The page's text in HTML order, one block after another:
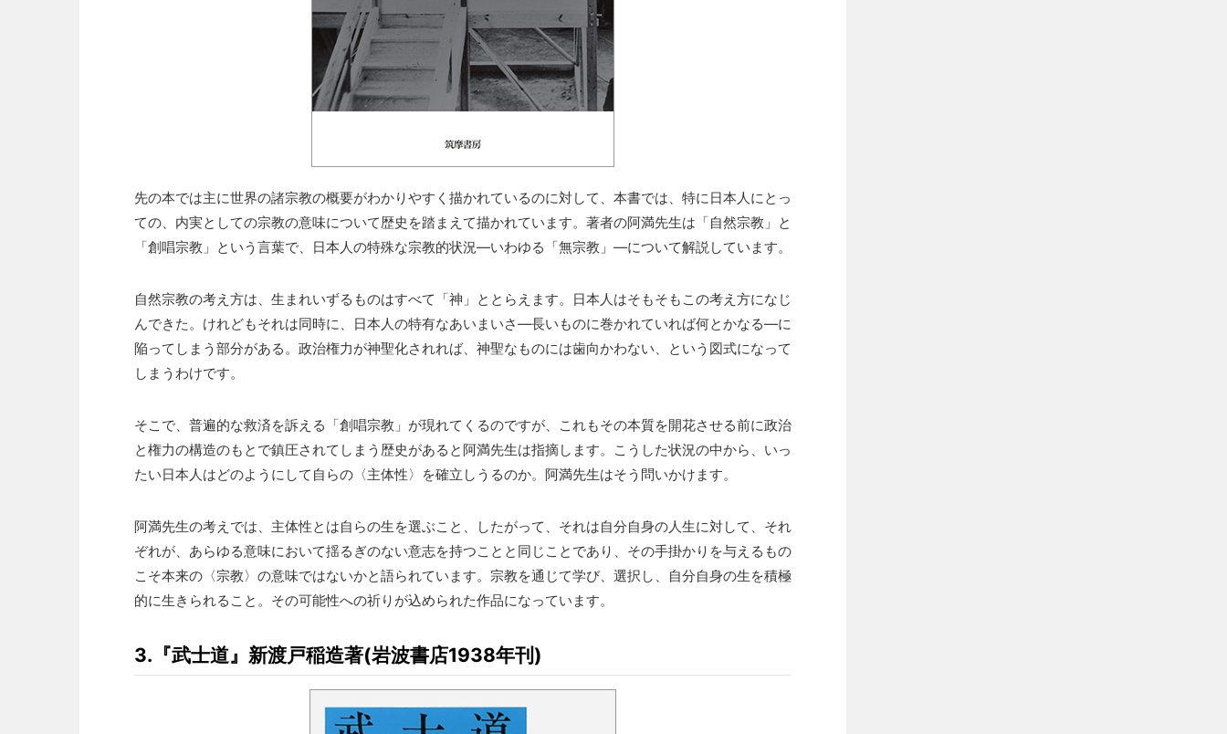
先の本では主に世界の諸宗教の概要がわかりやすく描かれているのに対して、本書では、特に日本人にとっ
ての、内実としての宗教の意味について歴史を踏まえて描かれています。著者の阿満先生は「自然宗教」と
「創唱宗教」という言葉で、日本人の特殊な宗教的状況—いわゆる「無宗教」—について解説しています。
自然宗教の考え方は、生まれいずるものはすべて「神」ととらえます。日本人はそもそもこの考え方になじ
んできた。けれどもそれは同時に、日本人の特有なあいまいさ—長いものに巻かれていれば何とかなる—に
陥ってしまう部分がある。政治権力が神聖化されれば、神聖なものには歯向かわない、という図式になって
しまうわけです。
そこで、普遍的な救済を訴える「創唱宗教」が現れてくるのですが、これもその本質を開花させる前に政治
と権力の構造のもとで鎮圧されてしまう歴史があると阿満先生は指摘します。こうした状況の中から、いっ
たい日本人はどのようにして自らの〈主体性〉を確立しうるのか。阿満先生はそう問いかけます。
阿満先生の考えでは、主体性とは自らの生を選ぶこと、したがって、それは自分自身の人生に対して、それ
ぞれが、あらゆる意味において揺るぎのない意志を持つことと同じことであり、その手掛かりを与えるもの
こそ本来の〈宗教〉の意味ではないかと語られています。宗教を通じて学び、選択し、自分自身の生を積極
的に生きられること。その可能性への祈りが込められた作品になっています。
3.『武士道』新渡戸稲造著(岩波書店1938年刊)